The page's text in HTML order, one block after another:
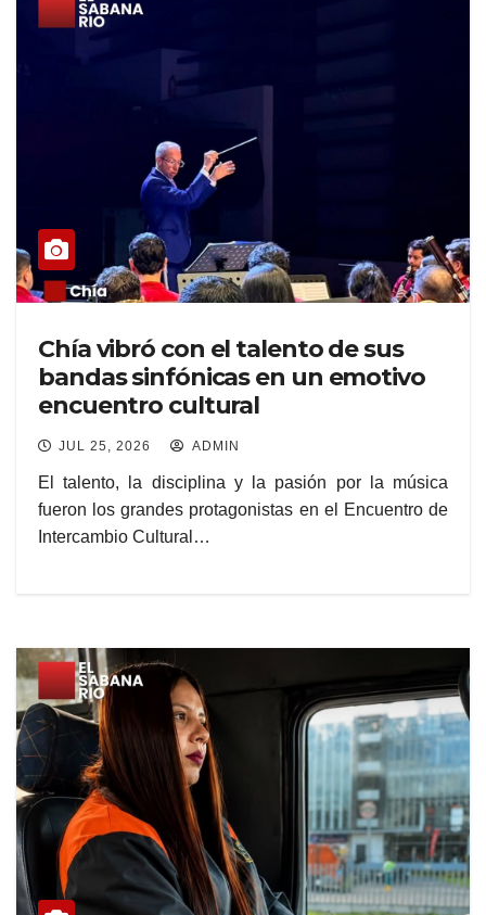
Chía vibró con el talento de sus
bandas sinfónicas en un emotivo
encuentro cultural
JUL 25, 2026 ADMIN
El talento, la disciplina y la pasión por la música
fueron los grandes protagonistas en el Encuentro de
Intercambio Cultural…